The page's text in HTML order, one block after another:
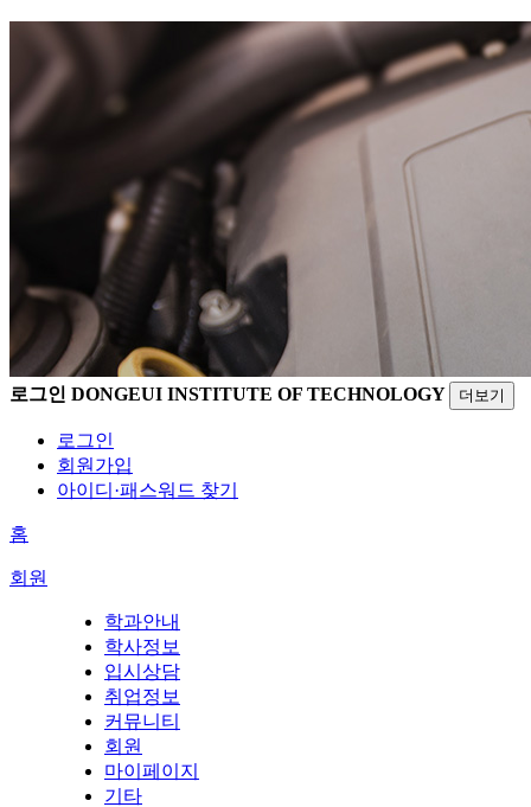
로그인 DONGEUI INSTITUTE OF TECHNOLOGY 더보기
로그인
회원가입
아이디·패스워드 찾기
홈
회원
학과안내
학사정보
입시상담
취업정보
커뮤니티
회원
마이페이지
기타